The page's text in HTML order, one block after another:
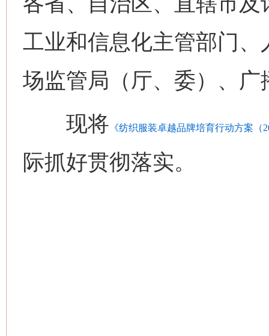
工业和信息化主管部门
场监管局（厅、委）、
现将 《纺织服装卓越品牌培育行动方案（
际抓好贯彻落实。